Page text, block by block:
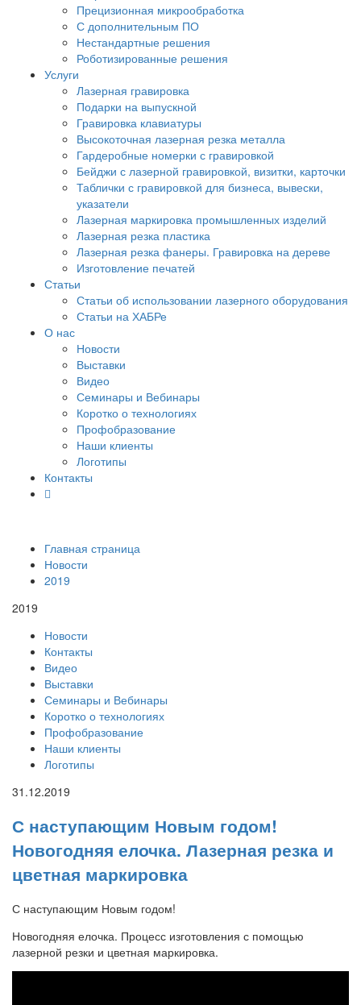
Прецизионная микрообработка
С дополнительным ПО
Нестандартные решения
Роботизированные решения
Услуги
Лазерная гравировка
Подарки на выпускной
Гравировка клавиатуры
Высокоточная лазерная резка металла
Гардеробные номерки с гравировкой
Бейджи с лазерной гравировкой, визитки, карточки
Таблички с гравировкой для бизнеса, вывески,
указатели
Лазерная маркировка промышленных изделий
Лазерная резка пластика
Лазерная резка фанеры. Гравировка на дереве
Изготовление печатей
Статьи
Статьи об использовании лазерного оборудования
Статьи на ХАБРе
О нас
Новости
Выставки
Видео
Семинары и Вебинары
Коротко о технологиях
Профобразование
Наши клиенты
Логотипы
Контакты
Главная страница
Новости
2019
2019
Новости
Контакты
Видео
Выставки
Семинары и Вебинары
Коротко о технологиях
Профобразование
Наши клиенты
Логотипы
31.12.2019
С наступающим Новым годом!
Новогодняя елочка. Лазерная резка и
цветная маркировка
С наступающим Новым годом!
Новогодняя елочка. Процесс изготовления с помощью
лазерной резки и цветная маркировка.